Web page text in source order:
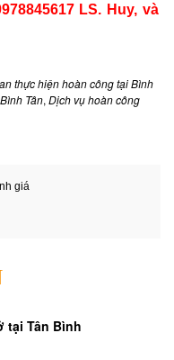
LS. Huy, và
thực hiện hoàn công tại Bình
Tân, Dịch vụ hoàn công
giá
tại Tân Bình